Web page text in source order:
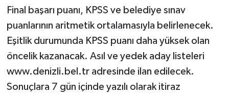
Final başarı puanı, KPSS ve belediye sınav
puanlarının aritmetik ortalamasıyla belirlenecek.
Eşitlik durumunda KPSS puanı daha yüksek olan
öncelik kazanacak. Asıl ve yedek aday listeleri
www.denizli.bel.tr adresinde ilan edilecek.
Sonuçlara 7 gün içinde yazılı olarak itiraz